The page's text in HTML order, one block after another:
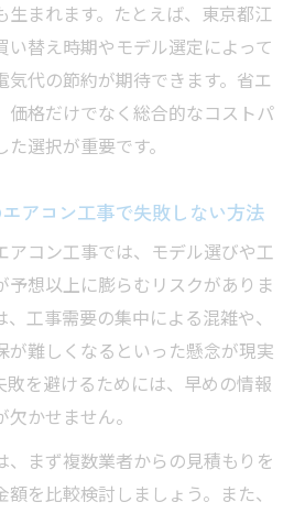
生まれます。たとえば、東京都江
い替え時期やモデル選定によって
気代の節約が期待できます。省エ
価格だけでなく総合的なコストパ
選択が重要です。
アコン工事で失敗しない方法
アコン工事では、モデル選びや工
予想以上に膨らむリスクがありま
工事需要の集中による混雑や、
が難しくなるといった懸念が現実
敗を避けるためには、早めの情報
かせません。
、まず複数業者からの見積もりを
を比較検討しましょう。また、